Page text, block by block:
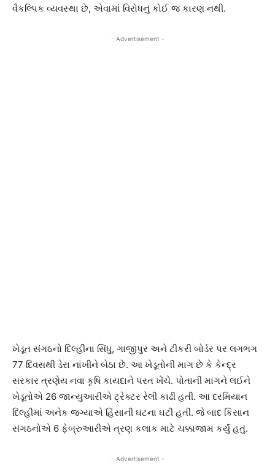
વૈકલ્પિક વ્યવસ્થા છે, એવામાં વિરોધનું કોઈ જ કારણ નથી.
- Advertisement -
ખેડૂત સંગઠનો દિલ્હીના સિંધુ, ગાજીપુર અને ટીકરી બોર્ડર પર લગભગ
77 દિવસથી ડેરા નાંખીને બેઠા છે. આ ખેડૂતોની માગ છે કે કેન્દ્ર
સરકાર ત્રણેય નવા કૃષિ કાયદાને પરત ખેંચે. પોતાની માગને લઈને
ખેડૂતોએ 26 જાન્યુઆરીએ ટ્રેક્ટર રેલી કાઢી હતી. આ દરમિયાન
દિલ્હીમાં અનેક જગ્યાએ હિંસાની ઘટના ઘટી હતી. જે બાદ કિસાન
સંગઠનોએ 6 ફેબ્રુઆરીએ ત્રણ કલાક માટે ચક્કાજામ કર્યું હતું.
- Advertisement -